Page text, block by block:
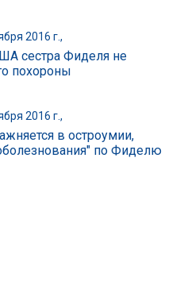
2016 г.,
сестра Фиделя не
похороны
2016 г.,
в остроумии,
по Фиделю